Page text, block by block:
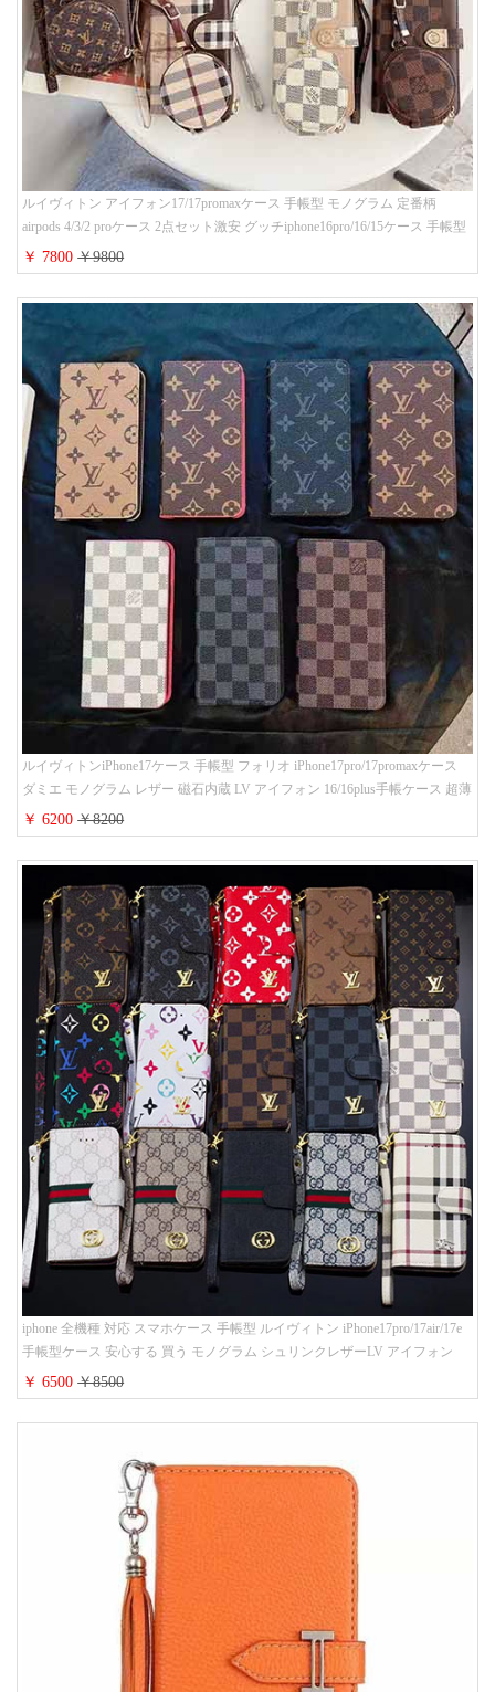
ルイヴィトン アイフォン17/17promaxケース 手帳型 モノグラム 定番柄
airpods 4/3/2 proケース 2点セット激安 グッチiphone16pro/16/15ケース 手帳型
財布カード入り 多機能 ハイ ブランド Galaxy S25/S24/S23手帳カバー おすす
め
￥ 7800￥9800
ルイヴィトンiPhone17ケース 手帳型 フォリオ iPhone17pro/17promaxケース
ダミエ モノグラム レザー 磁石内蔵 LV アイフォン 16/16plus手帳ケース 超薄
ビジネス風 メンズ レディース おしゃれ ブランドiphone15/14/13手帳型スマ
ホケース お 揃い
￥ 6200￥8200
iphone 全機種 対応 スマホケース 手帳型 ルイヴィトン iPhone17pro/17air/17e
手帳型ケース 安心する 買う モノグラム シュリンクレザーLV アイフォン
16/16promaxスマホケース 手帳 多機能 グッチiphone15pro/14/13携帯ケース 大
人 レディース メンズ ストラップ付き
￥ 6500￥8500